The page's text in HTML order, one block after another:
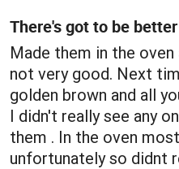
There's got to be
Made them in the oven
not very good. Next
golden brown and all
I didn't really see any
them . In the oven
unfortunately so didnt